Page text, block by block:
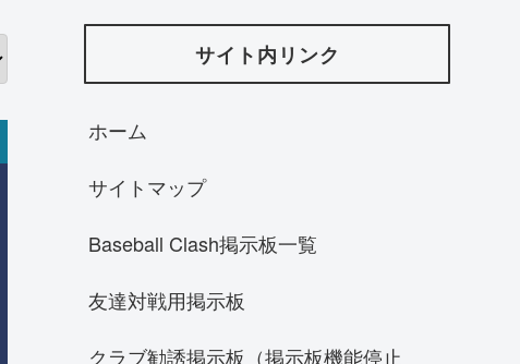
サイト内リンク
ホーム
サイトマップ
Baseball Clash掲示板一覧
友達対戦用掲示板
クラブ勧誘掲示板（掲示板機能停止